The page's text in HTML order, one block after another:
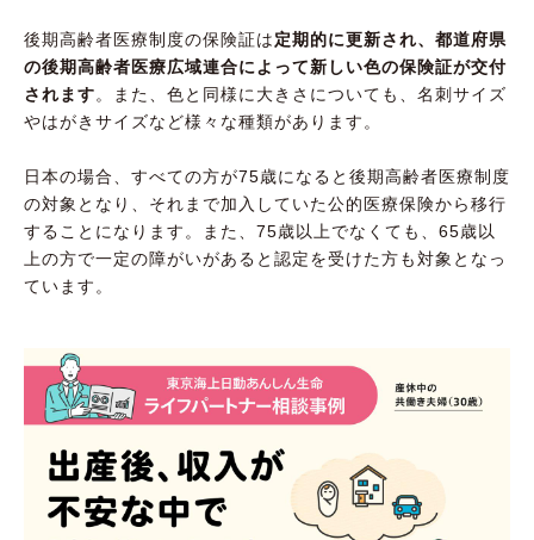
後期高齢者医療制度の保険証は定期的に更新され、都道府県
の後期高齢者医療広域連合によって新しい色の保険証が交付
されます。また、色と同様に大きさについても、名刺サイズ
やはがきサイズなど様々な種類があります。
日本の場合、すべての方が75歳になると後期高齢者医療制度
の対象となり、それまで加入していた公的医療保険から移行
することになります。また、75歳以上でなくても、65歳以
上の方で一定の障がいがあると認定を受けた方も対象となっ
ています。